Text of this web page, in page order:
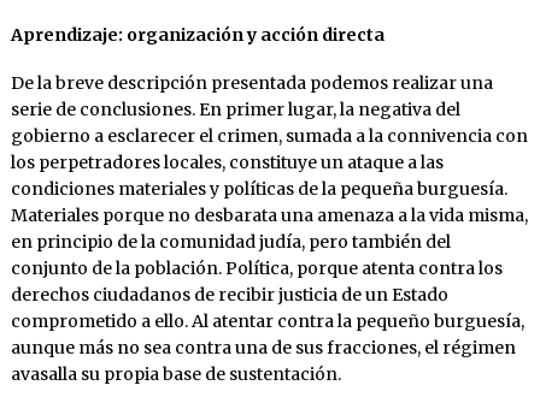
Aprendizaje: organización y acción directa
De la breve descripción presentada podemos realizar una
serie de conclusiones. En primer lugar, la negativa del
gobierno a esclarecer el crimen, sumada a la connivencia con
los perpetradores locales, constituye un ataque a las
condiciones materiales y políticas de la pequeña burguesía.
Materiales porque no desbarata una amenaza a la vida misma,
en principio de la comunidad judía, pero también del
conjunto de la población. Política, porque atenta contra los
derechos ciudadanos de recibir justicia de un Estado
comprometido a ello. Al atentar contra la pequeño burguesía,
aunque más no sea contra una de sus fracciones, el régimen
avasalla su propia base de sustentación.